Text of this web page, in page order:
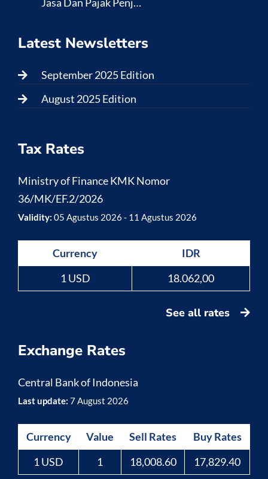
Latest Newsletters
September 2025 Edition
August 2025 Edition
Tax Rates
Ministry of Finance KMK Nomor
36/MK/EF.2/2026
Validity: 05 Agustus 2026 - 11 Agustus 2026
Currency
IDR
1 USD
18.062,00
See all rates
Exchange Rates
Central Bank of Indonesia
Last update: 7 August 2026
Currency Value Sell Rates
Buy Rates
1 USD
1 18,008.60 17,829.40